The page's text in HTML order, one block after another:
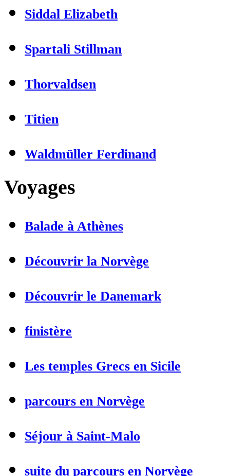
Siddal Elizabeth
Spartali Stillman
Thorvaldsen
Titien
Waldmüller Ferdinand
Voyages
Balade à Athènes
Découvrir la Norvège
Découvrir le Danemark
finistère
Les temples Grecs en Sicile
parcours en Norvège
Séjour à Saint-Malo
suite du parcours en Norvège